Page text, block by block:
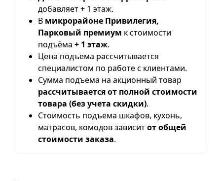
добавляет + 1 этаж.
В микрорайоне Привилегия,
Парковый премиум к стоимости
подъёма + 1 этаж.
Цена подъема рассчитывается
специалистом по работе с клиентами.
Сумма подъема на акционный товар
рассчитывается от полной стоимости
товара (без учета скидки).
Стоимость подъема шкафов, кухонь,
матрасов, комодов зависитот общей
стоимости заказа.